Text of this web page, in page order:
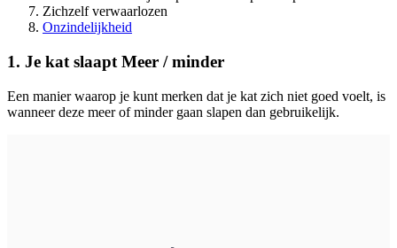
Zichzelf verwaarlozen
Onzindelijkheid
1. Je kat slaapt Meer / minder
Een manier waarop je kunt merken dat je kat zich niet goed voelt, is
wanneer deze meer of minder gaan slapen dan gebruikelijk.